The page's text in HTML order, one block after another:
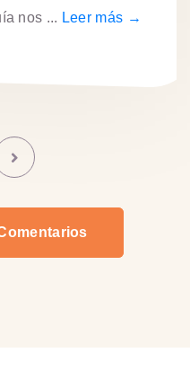
nos ... Leer más →